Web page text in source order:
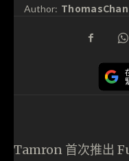
Author: ThomasChan
Tamron 首次推出